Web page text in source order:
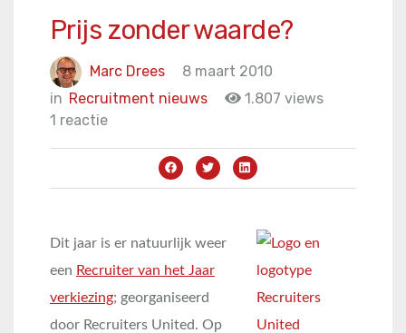
Prijs zonder waarde?
Marc Drees
8 maart 2010
in Recruitment nieuws
1.807 views
1 reactie
Dit jaar is er natuurlijk weer
een Recruiter van het Jaar
verkiezing; georganiseerd
door Recruiters United. Op